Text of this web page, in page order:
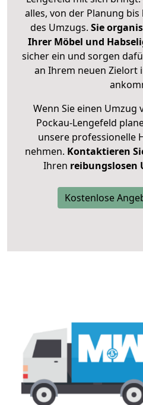
alles, von der Planung
des Umzugs. Sie
Ihrer Möbel und
sicher ein und sorgen
an Ihrem neuen Zielort
Wenn Sie einen Umzug
Pockau-Lengefeld
unsere professionelle
nehmen. Kontaktieren
Ihren reibungslosen
Kostenlose